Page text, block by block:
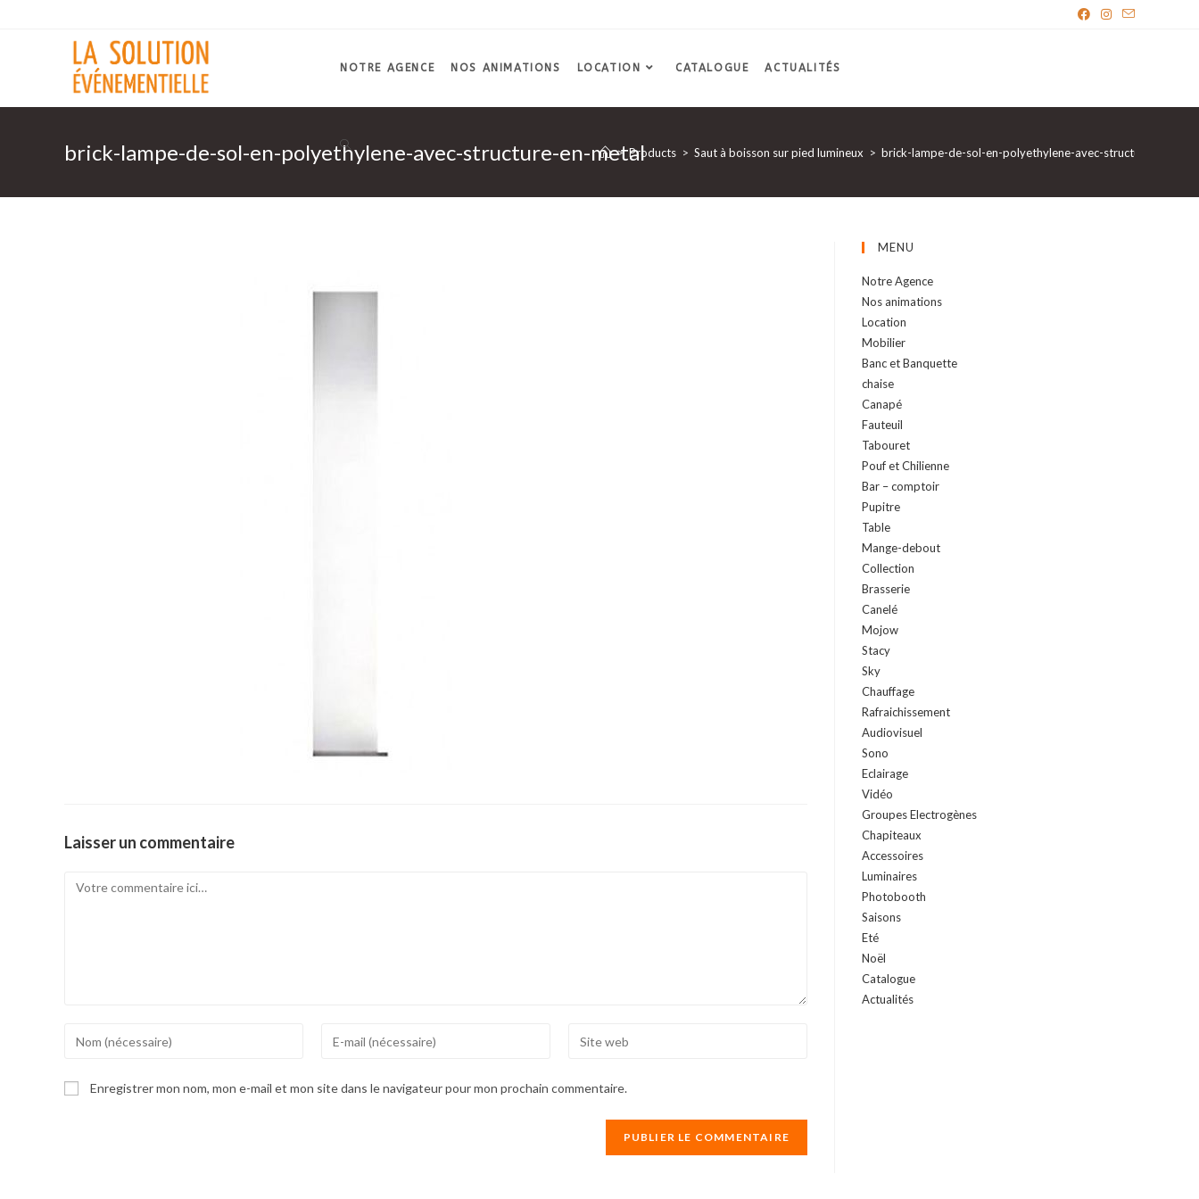
NOTRE AGENCE NOS ANIMATIONS LOCATION CATALOGUE ACTUALITÉS
brick-lampe-de-sol-en-polyethylene-avec-structure-en-metal
> Products > Saut à boisson sur pied lumineux > brick-lampe-de-sol-en-polyethylene-avec-structure-en-
Laisser un commentaire
Comment
name
or
(optional)
Enregistrer mon nom, mon e-mail et mon site dans le navigateur pour mon prochain commentaire.
MENU
Notre Agence
Nos animations
Location
Mobilier
Banc et Banquette
chaise
Canapé
Fauteuil
Tabouret
Pouf et Chilienne
Bar – comptoir
Pupitre
Table
Mange-debout
Collection
Brasserie
Canelé
Mojow
Stacy
Sky
Chauffage
Rafraichissement
Audiovisuel
Sono
Eclairage
Vidéo
Groupes Electrogènes
Chapiteaux
Accessoires
Luminaires
Photobooth
Saisons
Eté
Noël
Catalogue
Actualités